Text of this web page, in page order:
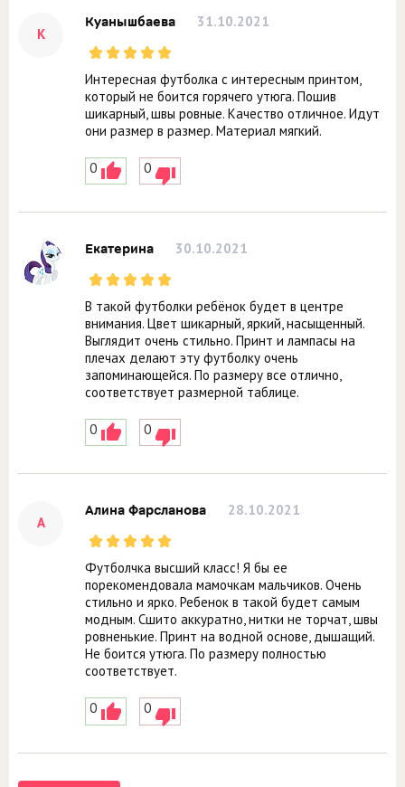
К
Куанышбаева 31.10.2021
Интересная футболка с интересным принтом,
который не боится горячего утюга. Пошив
шикарный, швы ровные. Качество отличное. Идут
они размер в размер. Материал мягкий.
0 0
Екатерина 30.10.2021
В такой футболки ребёнок будет в центре
внимания. Цвет шикарный, яркий, насыщенный.
Выглядит очень стильно. Принт и лампасы на
плечах делают эту футболку очень
запоминающейся. По размеру все отлично,
соответствует размерной таблице.
0 0
А
Алина Фарсланова 28.10.2021
Футболчка высший класс! Я бы ее
порекомендовала мамочкам мальчиков. Очень
стильно и ярко. Ребенок в такой будет самым
модным. Сшито аккуратно, нитки не торчат, швы
ровненькие. Принт на водной основе, дышащий.
Не боится утюга. По размеру полностью
соответствует.
0 0